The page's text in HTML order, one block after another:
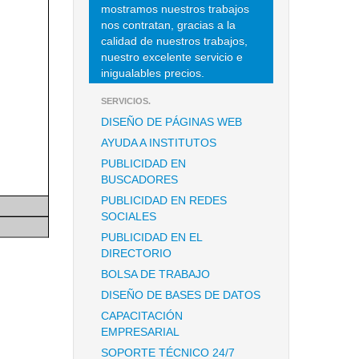
mostramos nuestros trabajos
nos contratan, gracias a la
calidad de nuestros trabajos,
nuestro excelente servicio e
inigualables precios.
SERVICIOS.
DISEÑO DE PÁGINAS WEB
AYUDA A INSTITUTOS
PUBLICIDAD EN
BUSCADORES
PUBLICIDAD EN REDES
SOCIALES
PUBLICIDAD EN EL
DIRECTORIO
BOLSA DE TRABAJO
DISEÑO DE BASES DE DATOS
CAPACITACIÓN
EMPRESARIAL
SOPORTE TÉCNICO 24/7